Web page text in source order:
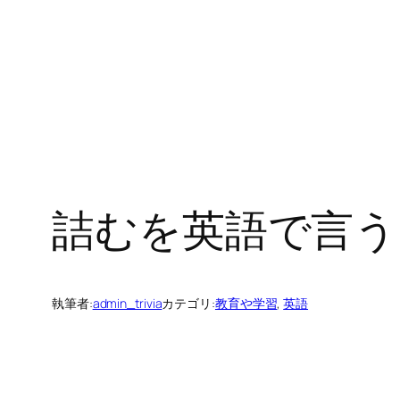
詰むを英語で言
執筆者:admin_triviaカテゴリ:教育や学習, 英語